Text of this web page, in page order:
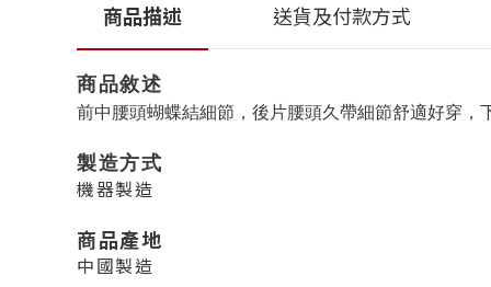
商品描述 送貨及付款方式
商品敘述
前中腰頭蝴蝶結細節，後片腰頭久帶細節舒適好穿，
製造方式
機器製造
商品產地
中國製造